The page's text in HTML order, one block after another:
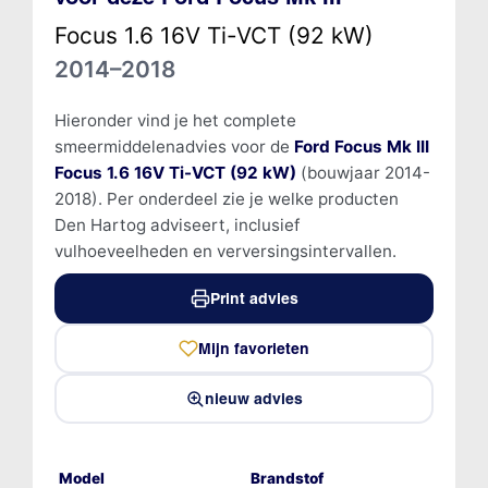
Focus 1.6 16V Ti-VCT (92 kW)
2014–2018
Hieronder vind je het complete
smeermiddelenadvies voor de Ford Focus Mk III
Focus 1.6 16V Ti-VCT (92 kW) (bouwjaar 2014-
2018). Per onderdeel zie je welke producten
Den Hartog adviseert, inclusief
vulhoeveelheden en verversingsintervallen.
Print advies
Mijn favorieten
nieuw advies
Model Brandstof